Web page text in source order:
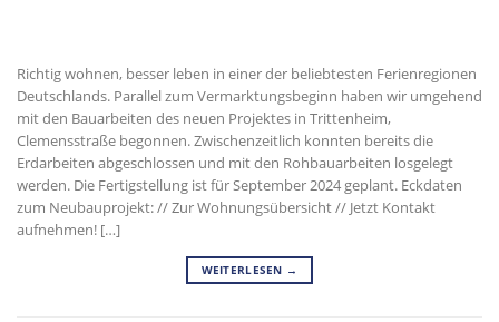
Richtig wohnen, besser leben in einer der beliebtesten Ferienregionen
Deutschlands. Parallel zum Vermarktungsbeginn haben wir umgehend
mit den Bauarbeiten des neuen Projektes in Trittenheim,
Clemensstraße begonnen. Zwischenzeitlich konnten bereits die
Erdarbeiten abgeschlossen und mit den Rohbauarbeiten losgelegt
werden. Die Fertigstellung ist für September 2024 geplant. Eckdaten
zum Neubauprojekt: // Zur Wohnungsübersicht // Jetzt Kontakt
aufnehmen! […]
WEITERLESEN →